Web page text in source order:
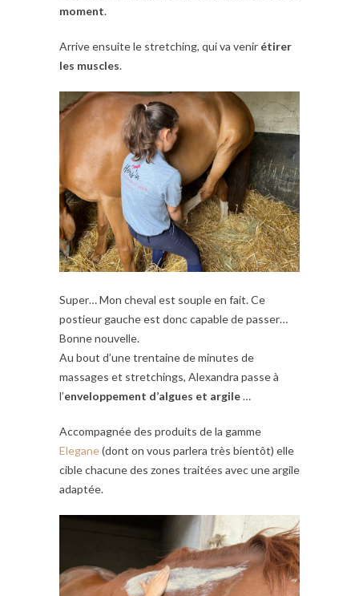
moment.
Arrive ensuite le stretching, qui va venir étirer
les muscles.
Super… Mon cheval est souple en fait. Ce
postieur gauche est donc capable de passer…
Bonne nouvelle.
Au bout d’une trentaine de minutes de
massages et stretchings, Alexandra passe à
l’enveloppement d’algues et argile…
Accompagnée des produits de la gamme
Elegane(dont on vous parlera très bientôt) elle
cible chacune des zones traitées avec une argile
adaptée.